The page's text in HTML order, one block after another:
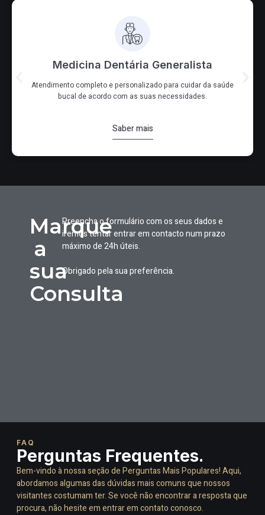
Medicina Dentária Generalista
Atendimento completo e personalizado para cuidar da saúde
bucal de acordo com as suas necessidades.
Saber mais
Marque
a
sua
Consulta
Preencha o formulário com os seus dados e
iremos tentar entrar em contacto num prazo
máximo de 24h úteis.
Obrigado pela sua preferência.
FAQ
Perguntas Frequentes.
Bem-vindo à nossa seção de Perguntas Mais Populares! Aqui,
abordamos algumas das dúvidas mais comuns que nossos
visitantes costumam ter. Se você não encontrar a resposta que
procura, não hesite em entrar em contato conosco.